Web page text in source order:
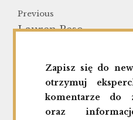
Previous
Lauren Peso
Zapisz się do
otrzymuj
komentarze do
oraz